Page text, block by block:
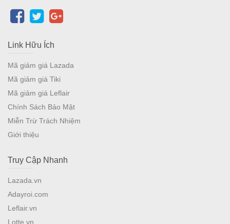
Link Hữu Ích
Mã giảm giá Lazada
Mã giảm giá Tiki
Mã giảm giá Leflair
Chính Sách Bảo Mật
Miễn Trừ Trách Nhiệm
Giới thiệu
Truy Cập Nhanh
Lazada.vn
Adayroi.com
Leflair.vn
Lotte.vn